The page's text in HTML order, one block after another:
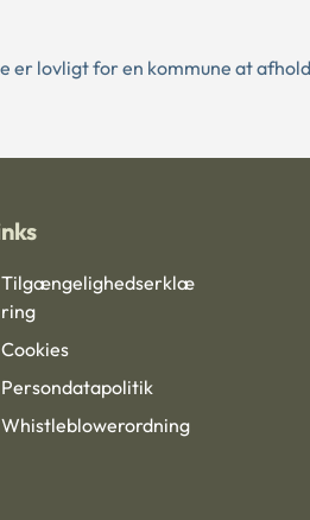
er lovligt for en kommune at
Tilgængelighedserklæ
ring
Cookies
Persondatapolitik
Whistleblowerordning